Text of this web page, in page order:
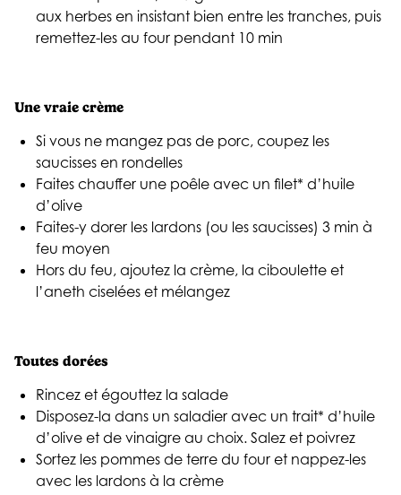
aux herbes en insistant bien entre les tranches, puis
remettez-les au four pendant 10 min
Une vraie crème
Si vous ne mangez pas de porc, coupez les
saucisses en rondelles
Faites chauffer une poêle avec un filet* d’huile
d’olive
Faites-y dorer les lardons (ou les saucisses) 3 min à
feu moyen
Hors du feu, ajoutez la crème, la ciboulette et
l’aneth ciselées et mélangez
Toutes dorées
Rincez et égouttez la salade
Disposez-la dans un saladier avec un trait* d’huile
d’olive et de vinaigre au choix. Salez et poivrez
Sortez les pommes de terre du four et nappez-les
avec les lardons à la crème